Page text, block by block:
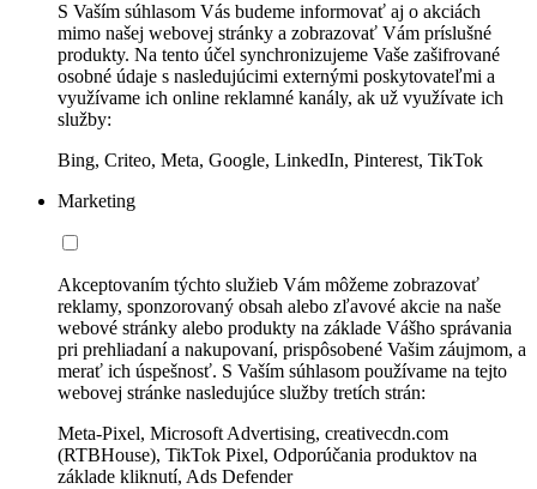
S Vaším súhlasom Vás budeme informovať aj o akciách
mimo našej webovej stránky a zobrazovať Vám príslušné
produkty. Na tento účel synchronizujeme Vaše zašifrované
osobné údaje s nasledujúcimi externými poskytovateľmi a
využívame ich online reklamné kanály, ak už využívate ich
služby:
Bing, Criteo, Meta, Google, LinkedIn, Pinterest, TikTok
Marketing
Akceptovaním týchto služieb Vám môžeme zobrazovať
reklamy, sponzorovaný obsah alebo zľavové akcie na naše
webové stránky alebo produkty na základe Vášho správania
pri prehliadaní a nakupovaní, prispôsobené Vašim záujmom, a
merať ich úspešnosť. S Vaším súhlasom používame na tejto
webovej stránke nasledujúce služby tretích strán:
Meta-Pixel, Microsoft Advertising, creativecdn.com
(RTBHouse), TikTok Pixel, Odporúčania produktov na
základe kliknutí, Ads Defender